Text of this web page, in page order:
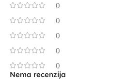
0
0
0
0
0
Nema recenzija